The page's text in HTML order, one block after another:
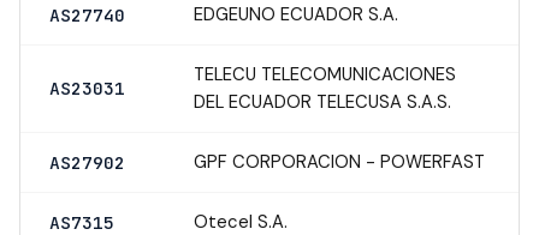
AS27740 EDGEUNO ECUADOR S.A.
AS23031
TELECU TELECOMUNICACIONES
DEL ECUADOR TELECUSA S.A.S.
AS27902 GPF CORPORACION - POWERFAST
AS7315 Otecel S.A.